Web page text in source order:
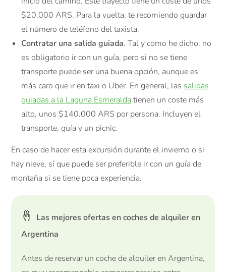
$20.000 ARS. Para la vuelta, te recomiendo guardar
el número de teléfono del taxista.
Contratar una salida guiada. Tal y como he dicho, no
es obligatorio ir con un guía, pero si no se tiene
transporte puede ser una buena opción, aunque es
más caro que ir en taxi o Uber. En general, lassalidas
guiadas a la Laguna Esmeraldatienen un coste más
alto, unos $140.000 ARS por persona. Incluyen el
transporte, guía y un picnic.
En caso de hacer esta excursión durante el invierno o si
hay nieve, sí que puede ser preferible ir con un guía de
montaña si se tiene poca experiencia.
🤞 Las mejores ofertas en coches de alquiler en
Argentina
Antes de reservar un coche de alquiler en Argentina,